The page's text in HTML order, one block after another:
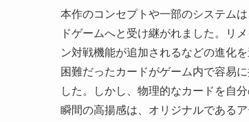
本作のコンセプトや一部のシステム
ドゲームへと受け継がれました。リ
ン対戦機能が追加されるなどの進化
困難だったカードがゲーム内で容易
した。しかし、物理的なカードを自
瞬間の高揚感は、オリジナルである